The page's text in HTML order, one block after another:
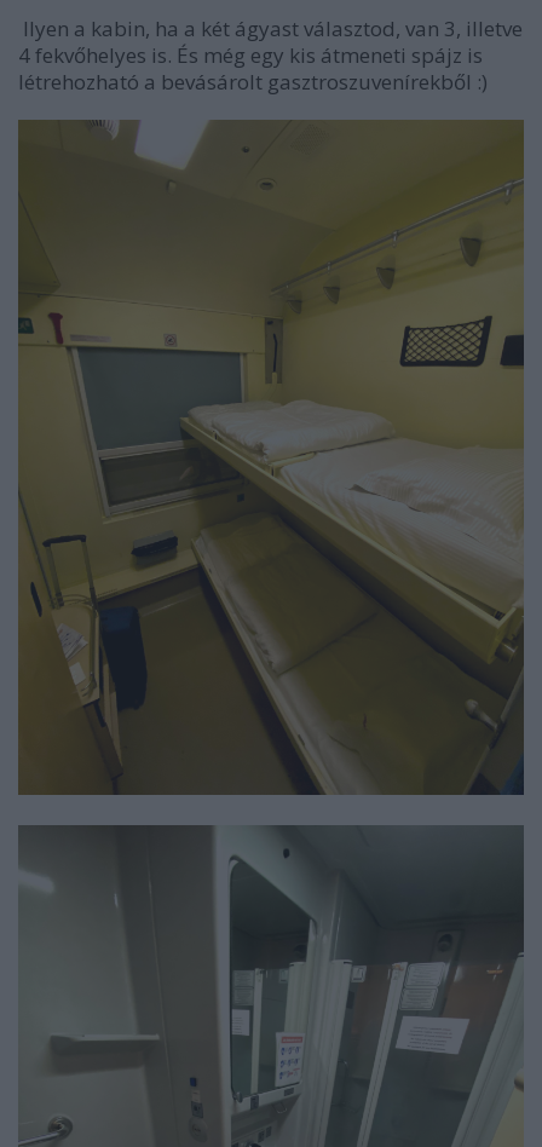
Ilyen a kabin, ha a két ágyast választod, van 3, illetve
4 fekvőhelyes is. És még egy kis átmeneti spájz is
létrehozható a bevásárolt gasztroszuvenírekből :)